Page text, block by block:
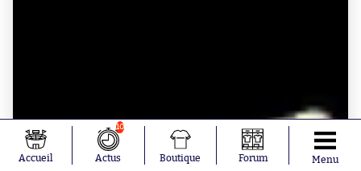
Accueil
10
Actus Boutique Forum Menu